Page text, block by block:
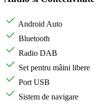
Android Auto
Bluetooth
Radio DAB
Set pentru mâini libere
Port USB
Sistem de navigare